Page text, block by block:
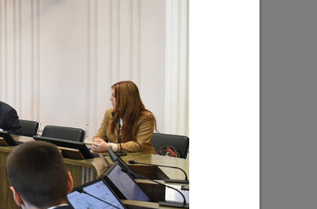
вандализм скоро уйдет в прошлое»